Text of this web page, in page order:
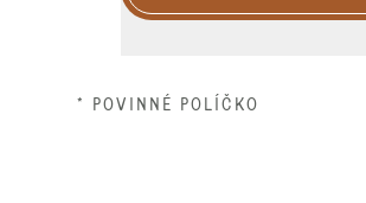
* POVINNÉ POLÍČKO